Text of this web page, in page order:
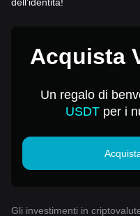
Acquista
Un regalo di
USDTper i
Gli investimenti in